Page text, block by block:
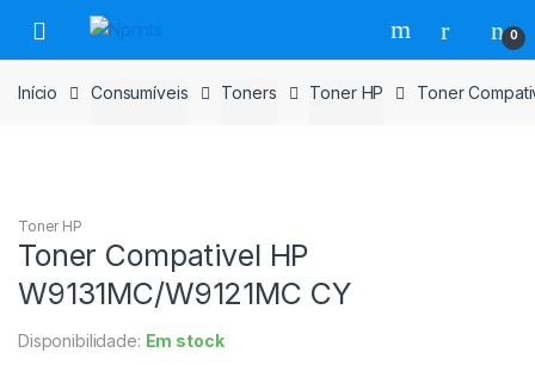
para
navegação
para
o
conteúdo
0
Início Consumíveis Toners Toner HP Toner
Toner HP
Toner Compativel HP
W9131MC/W9121MC CY
Disponibilidade: Em stock